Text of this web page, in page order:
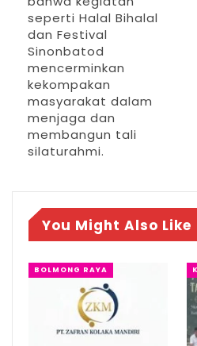
seperti Halal Bihalal
dan Festival
Sinonbatod
mencerminkan
kekompakan
masyarakat dalam
menjaga dan
membangun tali
silaturahmi.
You Might Also Like
BOLMONG RAYA